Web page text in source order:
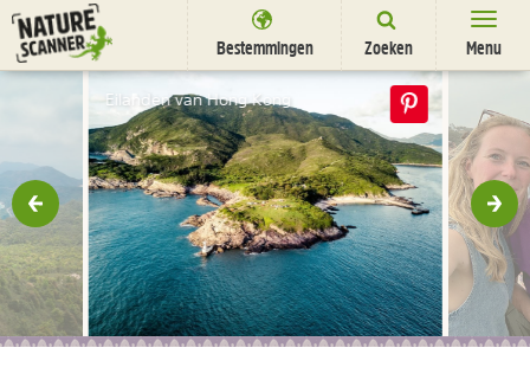
Ga
naar
content
Bestemmingen Zoeken Menu
Bestemmingen
Overnachten
Activiteiten
Natuurparken
Dieren
Eilanden van Hong Kong